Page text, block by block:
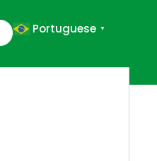
Portuguese ▼